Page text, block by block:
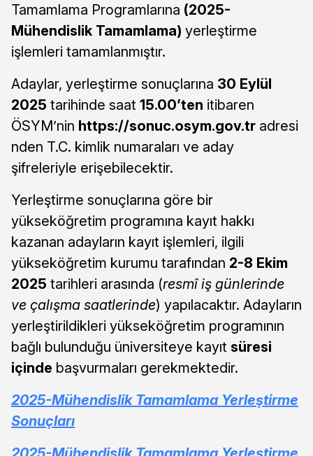
Tamamlama Programlarına (2025-
Mühendislik Tamamlama) yerleştirme
işlemleri tamamlanmıştır.
Adaylar, yerleştirme sonuçlarına 30 Eylül
2025 tarihinde saat 15.00’ten itibaren
ÖSYM’nin https://sonuc.osym.gov.tr adresi
nden T.C. kimlik numaraları ve aday
şifreleriyle erişebilecektir.
Yerleştirme sonuçlarına göre bir
yükseköğretim programına kayıt hakkı
kazanan adayların kayıt işlemleri, ilgili
yükseköğretim kurumu tarafından 2-8 Ekim
2025 tarihleri arasında (resmî iş günlerinde
ve çalışma saatlerinde) yapılacaktır. Adayların
yerleştirildikleri yükseköğretim programının
bağlı bulunduğu üniversiteye kayıt süresi
içinde başvurmaları gerekmektedir.
2025-Mühendislik Tamamlama Yerleştirme
Sonuçları